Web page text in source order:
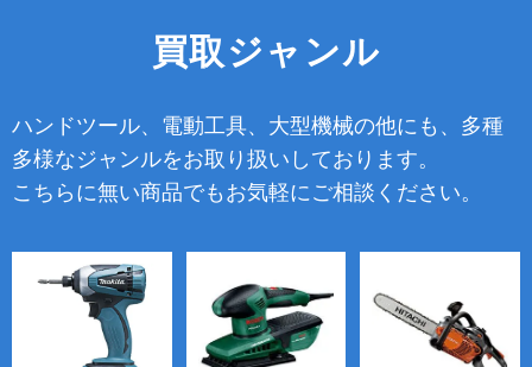
買取ジャンル
ハンドツール、電動工具、大型機械の他にも、多種
多様なジャンルをお取り扱いしております。
こちらに無い商品でもお気軽にご相談ください。